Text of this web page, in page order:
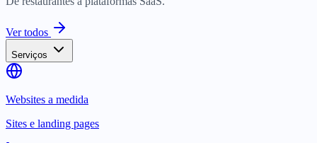
Ver todos
Serviços
Websites a medida
Sites e landing pages